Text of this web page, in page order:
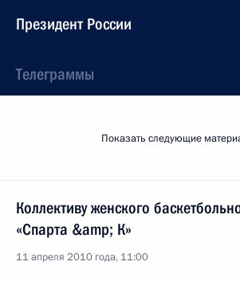
Президент России
Телеграммы
Показать следующие
Коллективу женского
«Спарта &amp; К»
11 апреля 2010 года, 11:00